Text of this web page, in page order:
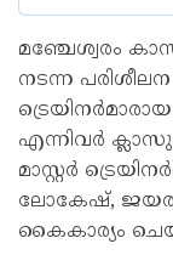
മഞ്ചേശ്വരം
നടന്ന
എന്നിവർ
മാസ്റ്റർ
ലോകേഷ്,
കൈകാര്യം